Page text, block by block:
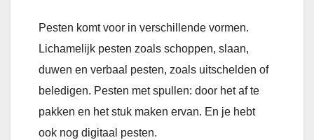
Pesten komt voor in verschillende vormen.
Lichamelijk pesten zoals schoppen, slaan,
duwen en verbaal pesten, zoals uitschelden of
beledigen. Pesten met spullen: door het af te
pakken en het stuk maken ervan. En je hebt
ook nog digitaal pesten.